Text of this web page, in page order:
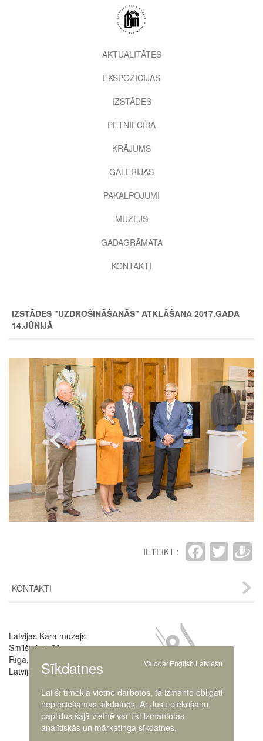
2nd
level
AKTUALITĀTES
EKSPOZĪCIJAS
IZSTĀDES
PĒTNIECĪBA
KRĀJUMS
GALERIJAS
PAKALPOJUMI
MUZEJS
GADAGRĀMATA
KONTAKTI
IZSTĀDES "UZDROŠINĀŠANĀS" ATKLĀŠANA 2017.GADA
14.JŪNIJĀ
IETEIKT :
KONTAKTI
Latvijas Kara muzejs
Smilšu iela 20
Rīga, LV-1050,
Latvija
Sīkdatnes Valoda: English Latviešu
Lai šī tīmekļa vietne darbotos, tā izmanto obligāti
nepieciešamās sīkdatnes. Ar Jūsu piekrišanu
papildus šajā vietnē var tikt izmantotas
analītiskās un mārketinga sīkdatnes.